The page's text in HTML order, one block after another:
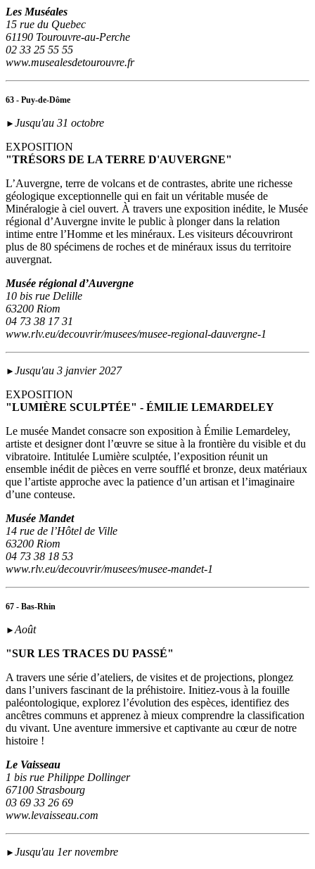
Les Muséales
15 rue du Quebec
61190 Tourouvre-au-Perche
02 33 25 55 55
www.musealesdetourouvre.fr
63 - Puy-de-Dôme
► Jusqu'au 31 octobre
EXPOSITION
"TRÉSORS DE LA TERRE D'AUVERGNE"
L’Auvergne, terre de volcans et de contrastes, abrite une richesse
géologique exceptionnelle qui en fait un véritable musée de
Minéralogie à ciel ouvert. À travers une exposition inédite, le Musée
régional d’Auvergne invite le public à plonger dans la relation
intime entre l’Homme et les minéraux. Les visiteurs découvriront
plus de 80 spécimens de roches et de minéraux issus du territoire
auvergnat.
Musée régional d’Auvergne
10 bis rue Delille
63200 Riom
04 73 38 17 31
www.rlv.eu/decouvrir/musees/musee-regional-dauvergne-1
► Jusqu'au 3 janvier 2027
EXPOSITION
"LUMIÈRE SCULPTÉE" - ÉMILIE LEMARDELEY
Le musée Mandet consacre son exposition à Émilie Lemardeley,
artiste et designer dont l’œuvre se situe à la frontière du visible et du
vibratoire. Intitulée Lumière sculptée, l’exposition réunit un
ensemble inédit de pièces en verre soufflé et bronze, deux matériaux
que l’artiste approche avec la patience d’un artisan et l’imaginaire
d’une conteuse.
Musée Mandet
14 rue de l’Hôtel de Ville
63200 Riom
04 73 38 18 53
www.rlv.eu/decouvrir/musees/musee-mandet-1
67 - Bas-Rhin
►Août
"SUR LES TRACES DU PASSÉ"
A travers une série d’ateliers, de visites et de projections, plongez
dans l’univers fascinant de la préhistoire. Initiez-vous à la fouille
paléontologique, explorez l’évolution des espèces, identifiez des
ancêtres communs et apprenez à mieux comprendre la classification
du vivant. Une aventure immersive et captivante au cœur de notre
histoire !
Le Vaisseau
1 bis rue Philippe Dollinger
67100 Strasbourg
03 69 33 26 69
www.levaisseau.com
► Jusqu'au 1er novembre